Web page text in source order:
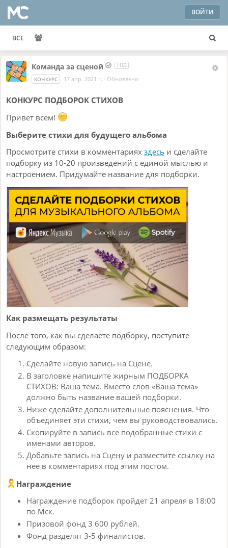
ВОЙТИ
ВСЕ
Команда за сценой 1165
КОНКУРС 17 апр. 2021 г. · Обновлено
КОНКУРС ПОДБОРОК СТИХОВ
Привет всем!
Выберите стихи для будущего альбома
Просмотрите стихи в комментариях здесь и сделайте
подборку из 10-20 произведений с единой мыслью и
настроением. Придумайте название для подборки.
Как размещать результаты
После того, как вы сделаете подборку, поступите
следующим образом:
Сделайте новую запись на Сцене.
В заголовке напишите жирным ПОДБОРКА
СТИХОВ: Ваша тема. Вместо слов «Ваша тема»
должно быть название вашей подборки.
Ниже сделайте дополнительные пояснения. Что
объединяет эти стихи, чем вы руководствовались.
Скопируйте в запись все подобранные стихи с
именами авторов.
Добавьте запись на Сцену и разместите ссылку на
нее в комментариях под этим постом.
Награждение
Награждение подборок пройдет 21 апреля в 18:00
по Мск.
Призовой фонд 3 600 рублей.
Фонд разделят 3-5 финалистов.